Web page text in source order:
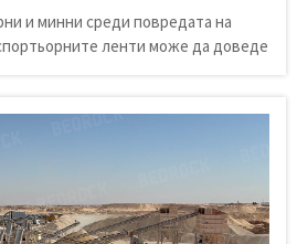
и минни среди повредата на
ленти може да доведе
съединения осигуряват
устойчивост към ударни
характеристики при прашни 24/7
операции.